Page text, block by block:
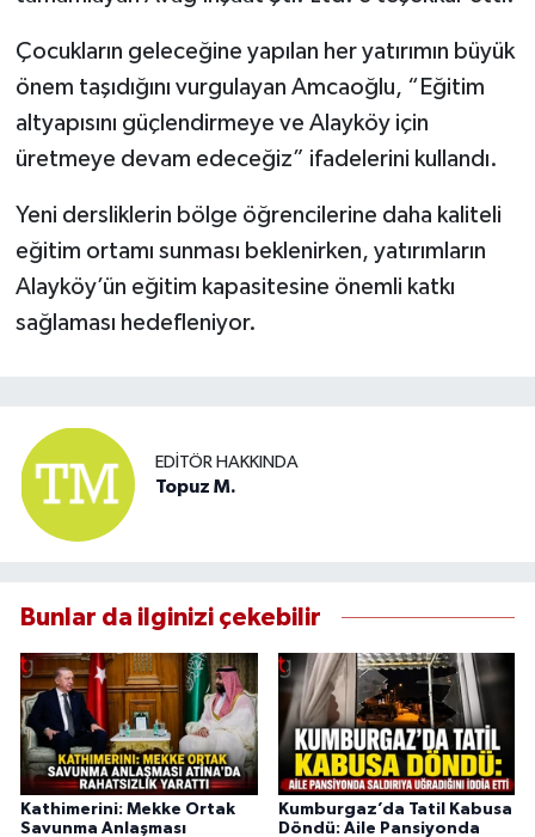
Çocukların geleceğine yapılan her yatırımın büyük
önem taşıdığını vurgulayan Amcaoğlu, “Eğitim
altyapısını güçlendirmeye ve Alayköy için
üretmeye devam edeceğiz” ifadelerini kullandı.
Yeni dersliklerin bölge öğrencilerine daha kaliteli
eğitim ortamı sunması beklenirken, yatırımların
Alayköy’ün eğitim kapasitesine önemli katkı
sağlaması hedefleniyor.
EDITÖR HAKKINDA
Topuz M.
Bunlar da ilginizi çekebilir
Kathimerini: Mekke Ortak
Savunma Anlaşması
Kumburgaz’da Tatil Kabusa
Döndü: Aile Pansiyonda